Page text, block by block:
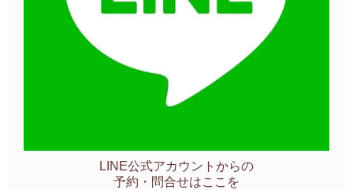
LINE公式アカウントからの
予約・問合せはここを